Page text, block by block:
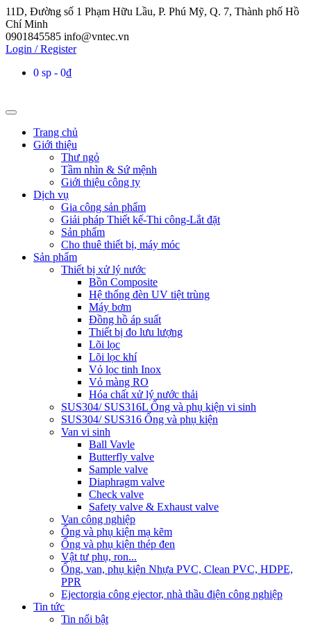
11D, Đường số 1 Phạm Hữu Lầu, P. Phú Mỹ, Q. 7, Thành phố Hồ
Chí Minh
0901845585 info@vntec.vn
Login / Register
0 sp
0₫
Trang chủ
Giới thiệu
Thư ngỏ
Tầm nhìn & Sứ mệnh
Giới thiệu công ty
Dịch vụ
Gia công sản phẩm
Giải pháp Thiết kế-Thi công-Lắt đặt
Sản phẩm
Cho thuê thiết bị, máy móc
Sản phẩm
Thiết bị xử lý nước
Bồn Composite
Hệ thống đèn UV tiệt trùng
Máy bơm
Đồng hồ áp suất
Thiết bị đo lưu lượng
Lõi lọc
Lõi lọc khí
Vỏ lọc tinh Inox
Vỏ màng RO
Hóa chất xử lý nước thải
SUS304/ SUS316L Ống và phụ kiện vi sinh
SUS304/ SUS316 Ống và phụ kiện
Van vi sinh
Ball Vavle
Butterfly valve
Sample valve
Diaphragm valve
Check valve
Safety valve & Exhaust valve
Van công nghiệp
Ống và phụ kiện mạ kẽm
Ống và phụ kiện thép đen
Vật tư phụ, ron...
Ống, van, phụ kiện Nhựa PVC, Clean PVC, HDPE,
PPR
Ejectorgia công ejector, nhà thầu điện công nghiệp
Tin tức
Tin nổi bật